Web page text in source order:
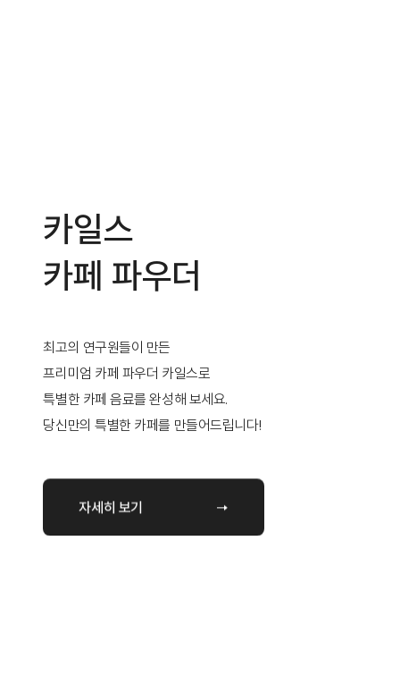
카일스
카페 파우더
최고의 연구원들이 만든
프리미엄 카페 파우더 카일스로
특별한 카페 음료를 완성해 보세요.
당신만의 특별한 카페를 만들어드립니다!
자세히 보기